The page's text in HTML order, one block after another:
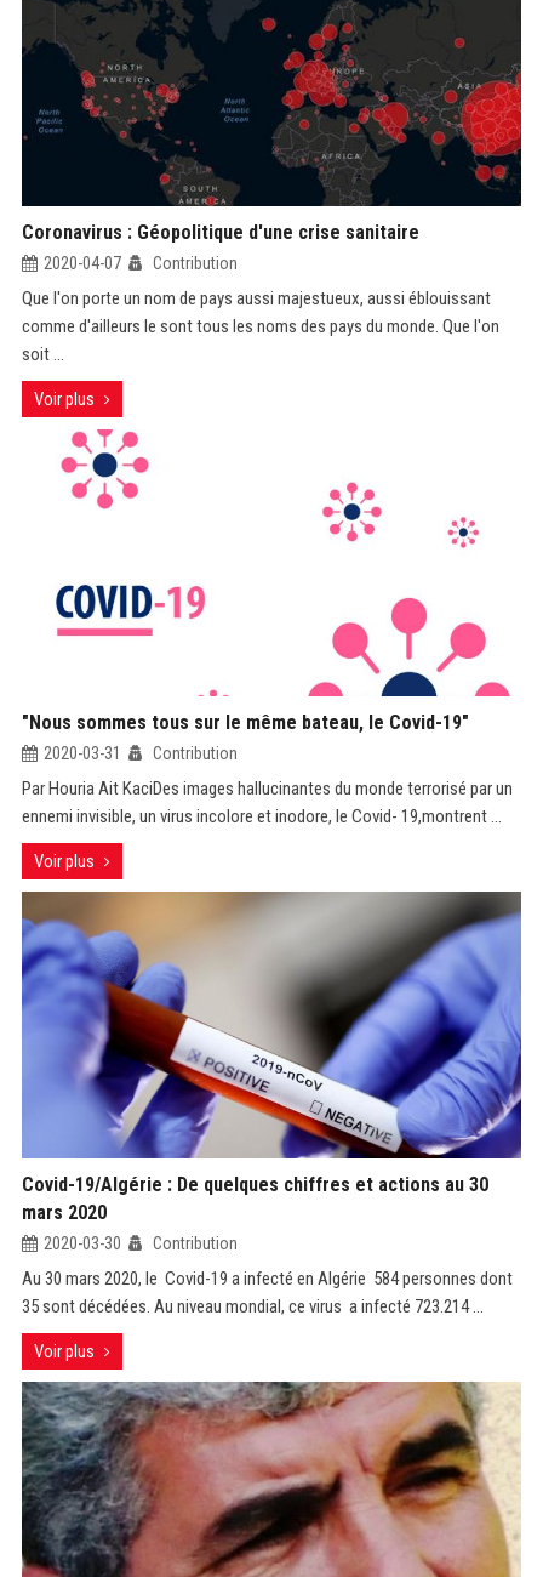
Coronavirus : Géopolitique d'une crise sanitaire
2020-04-07 Contribution
Que l'on porte un nom de pays aussi majestueux, aussi éblouissant
comme d'ailleurs le sont tous les noms des pays du monde. Que l'on
soit ...
Voir plus
"Nous sommes tous sur le même bateau, le Covid-19"
2020-03-31 Contribution
Par Houria Ait KaciDes images hallucinantes du monde terrorisé par un
ennemi invisible, un virus incolore et inodore, le Covid- 19,montrent ...
Voir plus
Covid-19/Algérie : De quelques chiffres et actions au 30
mars 2020
2020-03-30 Contribution
Au 30 mars 2020, le Covid-19 a infecté en Algérie 584 personnes dont
35 sont décédées. Au niveau mondial, ce virus a infecté 723.214 ...
Voir plus